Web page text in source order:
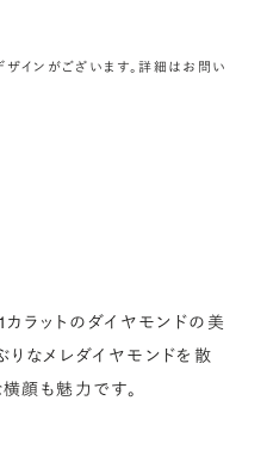
インがございます。詳細はお問い
カラットのダイヤモンドの美
りなメレダイヤモンドを散
顔も魅力です。